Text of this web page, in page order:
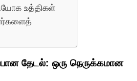
உத்திகள்
தேடல்: ஒரு நெருக்கமான